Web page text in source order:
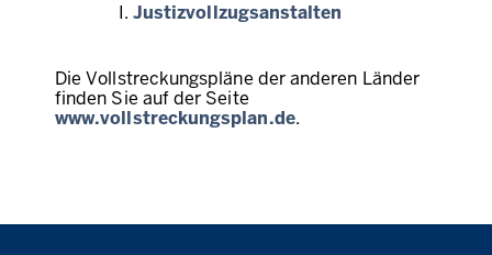
Justizvollzugsanstalten
Die Vollstreckungspläne der anderen Länder
finden Sie auf der Seite
www.vollstreckungsplan.de.